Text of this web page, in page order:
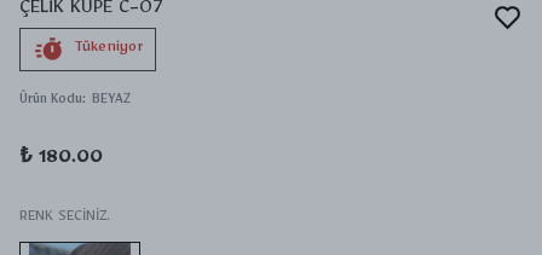
ÇELİK KÜPE C-07
Tükeniyor
Ürün Kodu: BEYAZ
₺ 180.00
RENK SECİNİZ.